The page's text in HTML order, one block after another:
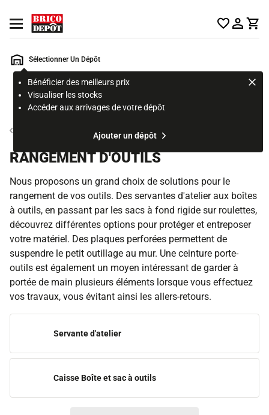
Ouvrir le menu
Sélectionner Un Dépôt
Bénéficier des meilleurs prix
Visualiser les stocks
Accéder aux arrivages de votre dépôt
Ajouter un dépôt
Rechercher
page
Outillage électroportatif, à main et accessoire
RANGEMENT D'OUTILS
Nous proposons un grand choix de solutions pour le
rangement de vos outils. Des servantes d'atelier aux boîtes
à outils, en passant par les sacs à fond rigide sur roulettes,
découvrez différentes options pour protéger et entreposer
votre matériel. Des plaques perforées permettent de
suspendre le petit outillage au mur. Une ceinture porte-
outils est également un moyen intéressant de garder à
portée de main plusieurs éléments lorsque vous effectuez
vos travaux, vous évitant ainsi les allers-retours.
Servante d'atelier
Caisse Boîte et sac à outils